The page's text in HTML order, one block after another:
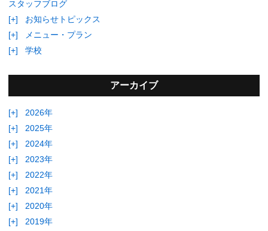
スタッフブログ
[+]
お知らせトピックス
[+]
メニュー・プラン
[+]
学校
アーカイブ
[+]
2026年
[+]
2025年
[+]
2024年
[+]
2023年
[+]
2022年
[+]
2021年
[+]
2020年
[+]
2019年